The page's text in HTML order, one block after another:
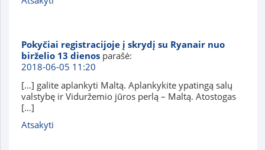
Pokyčiai registracijoje į skrydį su Ryanair nuo
birželio 13 dienos parašė:
2018-06-05 11:20
[…] galite aplankyti Maltą. Aplankykite ypatingą salų
valstybę ir Viduržemio jūros perlą – Maltą. Atostogas
[…]
Atsakyti